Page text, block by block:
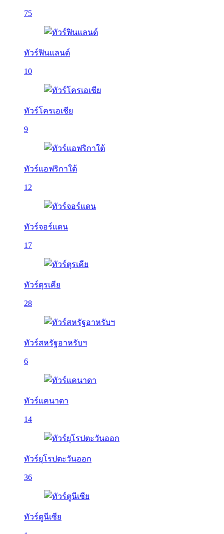
75
ทัวร์ฟินแลนด์
10
ทัวร์โครเอเชีย
9
ทัวร์แอฟริกาใต้
12
ทัวร์จอร์แดน
17
ทัวร์ตุรเคีย
28
ทัวร์สหรัฐอาหรับฯ
6
ทัวร์แคนาดา
14
ทัวร์ยุโรปตะวันออก
36
ทัวร์ตูนีเซีย